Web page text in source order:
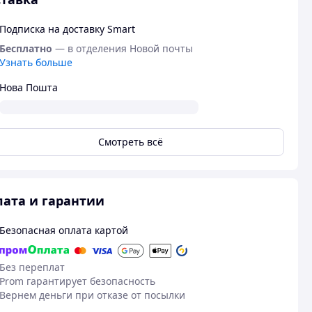
на доставку Smart
— в отделения Новой почты
больше
Пошта
Смотреть всё
и гарантии
оплата картой
переплат
гарантирует безопасность
деньги при отказе от посылки